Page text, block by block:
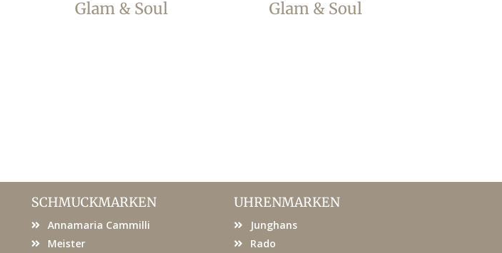
Glam & Soul Glam & Soul
SCHMUCKMARKEN
Annamaria Cammilli
Meister
UHRENMARKEN
Junghans
Rado